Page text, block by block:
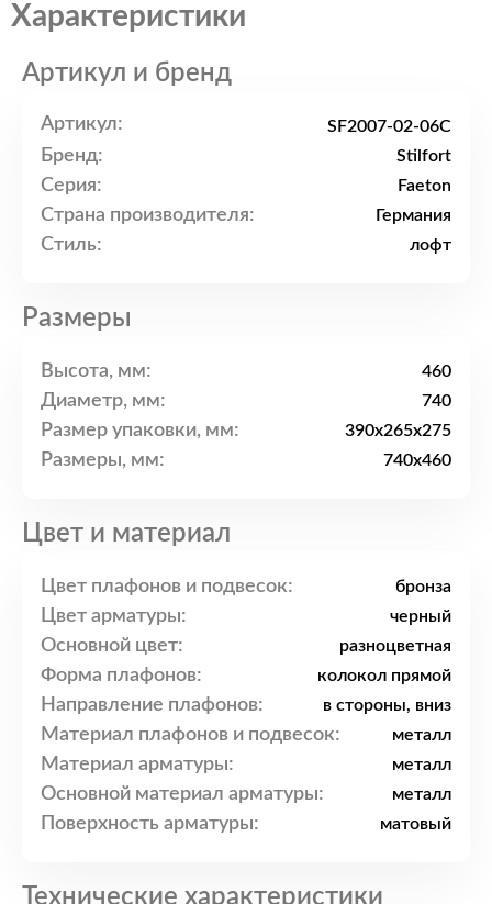
Характеристики
Артикул и бренд
Артикул: SF2007-02-06C
Бренд: Stilfort
Серия: Faeton
Страна производителя: Германия
Стиль: лофт
Размеры
Высота, мм: 460
Диаметр, мм: 740
Размер упаковки, мм: 390x265x275
Размеры, мм: 740x460
Цвет и материал
Цвет плафонов и подвесок: бронза
Цвет арматуры: черный
Основной цвет: разноцветная
Форма плафонов: колокол прямой
Направление плафонов: в стороны, вниз
Материал плафонов и подвесок: металл
Материал арматуры: металл
Основной материал арматуры: металл
Поверхность арматуры: матовый
Технические характеристики